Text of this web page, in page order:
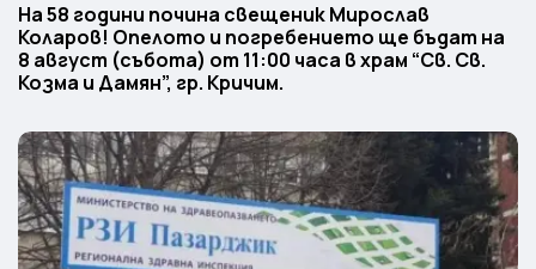
На 58 години почина свещеник Мирослав
Коларов! Опелото и погребението ще бъдат на
8 август (събота) от 11:00 часа в храм “Св. Св.
Козма и Дамян”, гр. Кричим.